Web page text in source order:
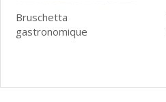
Bruschetta
gastronomique